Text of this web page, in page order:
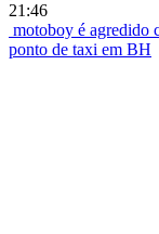
21:46
motoboy é agredido
ponto de taxi em BH